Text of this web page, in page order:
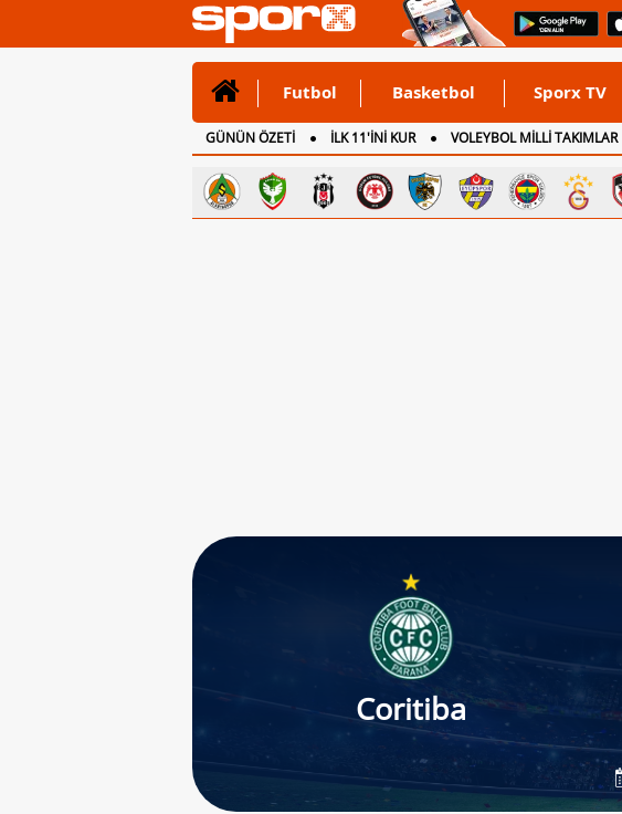
Futbol Basketbol Sporx TV
GÜNÜN ÖZETİ İLK 11'İNİ KUR VOLEYBOL MİLLİ TAKIMLAR
CANLI ANLATIM
İNGİLTERE
Coritiba